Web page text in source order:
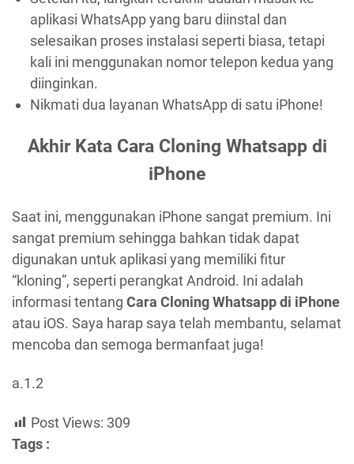
aplikasi WhatsApp yang baru diinstal dan
selesaikan proses instalasi seperti biasa, tetapi
kali ini menggunakan nomor telepon kedua yang
diinginkan.
Nikmati dua layanan WhatsApp di satu iPhone!
Akhir Kata Cara Cloning Whatsapp di
iPhone
Saat ini, menggunakan iPhone sangat premium. Ini
sangat premium sehingga bahkan tidak dapat
digunakan untuk aplikasi yang memiliki fitur
“kloning”, seperti perangkat Android. Ini adalah
informasi tentang Cara Cloning Whatsapp di iPhone
atau iOS. Saya harap saya telah membantu, selamat
mencoba dan semoga bermanfaat juga!
a.1.2
Post Views: 309
Tags :